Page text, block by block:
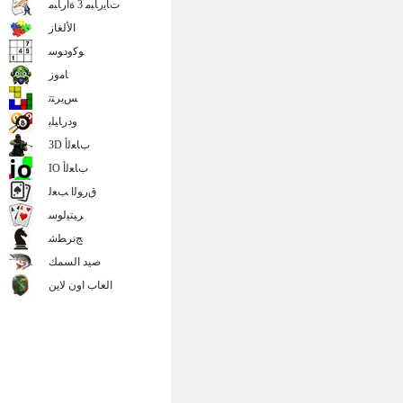
ﺕﺎﻳﺭﺎﺒﻣ 3 ﺓﺍﺭﺎﺒﻣ
الألغاز
ﻮﻛﻭﺩﻮﺳ
ﺎﻣﻭﺯ
ﺲﻳﺮﺘﺗ
ﻭﺩﺭﺎﻴﻠﺑ
3D ﺏﺎﻌﻟﺃ
IO ﺏﺎﻌﻟﺃ
ﻕﺭﻮﻟﺍ ﺐﻌﻟ
ﺮﻴﺘﻴﻟﻮﺳ
ﺞﻧﺮﻄﺷ
صيد السمك
العاب اون لاين